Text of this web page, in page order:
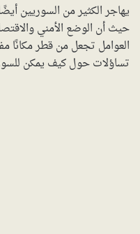
يهاجر الكثير من السوريين
حيث أن الوضع الأمني
العوامل تجعل من قطر مكانًا
تساؤلات حول كيف يمكن